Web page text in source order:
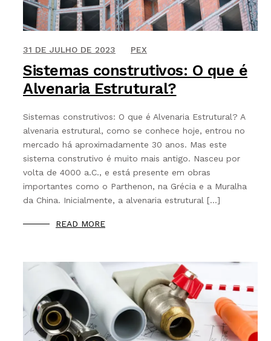
16 DE NOVEMBRO DE 2020
31 DE JULHO DE 2023 PEX
Sistemas construtivos: O que é
Alvenaria Estrutural?
Sistemas construtivos: O que é Alvenaria Estrutural? A
alvenaria estrutural, como se conhece hoje, entrou no
mercado há aproximadamente 30 anos. Mas este
sistema construtivo é muito mais antigo. Nasceu por
volta de 4000 a.C., e está presente em obras
importantes como o Parthenon, na Grécia e a Muralha
da China. Inicialmente, a alvenaria estrutural […]
READ MORE